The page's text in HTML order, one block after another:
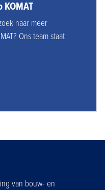
naar meer
Ons team staat
van bouw- en